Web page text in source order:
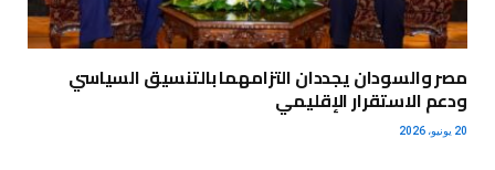
مصر والسودان يجددان التزامهما بالتنسيق السياسي
ودعم الاستقرار الإقليمي
20 يونيو، 2026